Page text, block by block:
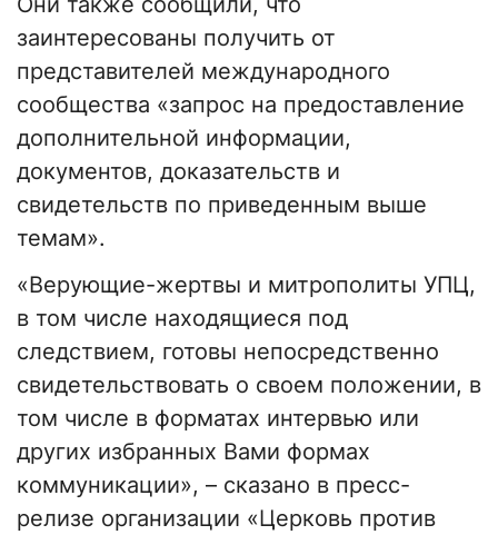
заинтересованы получить от
представителей международного
сообщества «запрос на предоставление
дополнительной информации,
документов, доказательств и
свидетельств по приведенным выше
темам».
«Верующие-жертвы и митрополиты УПЦ,
в том числе находящиеся под
следствием, готовы непосредственно
свидетельствовать о своем положении, в
том числе в форматах интервью или
других избранных Вами формах
коммуникации», – сказано в пресс-
релизе организации «Церковь против